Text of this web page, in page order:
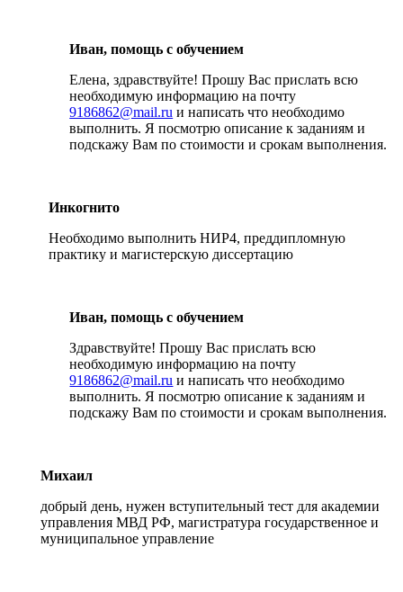
Иван, помощь с обучением
Елена, здравствуйте! Прошу Вас прислать всю
необходимую информацию на почту
9186862@mail.ru и написать что необходимо
выполнить. Я посмотрю описание к заданиям и
подскажу Вам по стоимости и срокам выполнения.
Инкогнито
Необходимо выполнить НИР4, преддипломную
практику и магистерскую диссертацию
Иван, помощь с обучением
Здравствуйте! Прошу Вас прислать всю
необходимую информацию на почту
9186862@mail.ru и написать что необходимо
выполнить. Я посмотрю описание к заданиям и
подскажу Вам по стоимости и срокам выполнения.
Михаил
добрый день, нужен вступительный тест для академии
управления МВД РФ, магистратура государственное и
муниципальное управление